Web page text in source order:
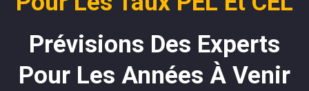
Prévisions Des Experts
Pour Les Années À Venir